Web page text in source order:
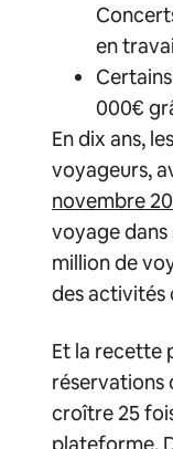
en
000€
En dix ans,
voyageurs,
novembre
voyage dans
million de
des activités
Et la recette
réservations
croître 25